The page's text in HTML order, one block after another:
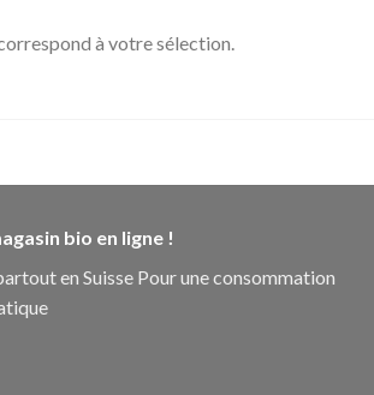
à votre sélection.
bio en ligne !
en Suisse Pour une consommation